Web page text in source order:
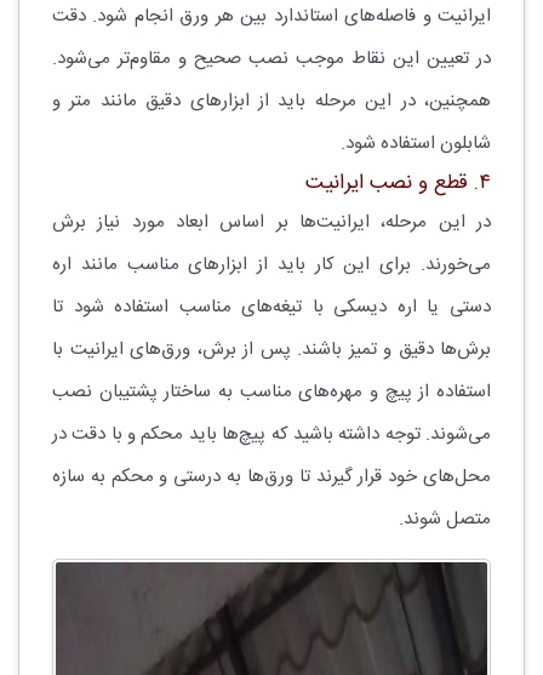
ایرانیت و فاصله‌های استاندارد بین هر ورق انجام شود. دقت
در تعیین این نقاط موجب نصب صحیح و مقاوم‌تر می‌شود.
همچنین، در این مرحله باید از ابزارهای دقیق مانند متر و
شابلون استفاده شود.
۴. قطع و نصب ایرانیت
در این مرحله، ایرانیت‌ها بر اساس ابعاد مورد نیاز برش
می‌خورند. برای این کار باید از ابزارهای مناسب مانند اره
دستی یا اره دیسکی با تیغه‌های مناسب استفاده شود تا
برش‌ها دقیق و تمیز باشند. پس از برش، ورق‌های ایرانیت با
استفاده از پیچ و مهره‌های مناسب به ساختار پشتیبان نصب
می‌شوند. توجه داشته باشید که پیچ‌ها باید محکم و با دقت در
محل‌های خود قرار گیرند تا ورق‌ها به درستی و محکم به سازه
متصل شوند.